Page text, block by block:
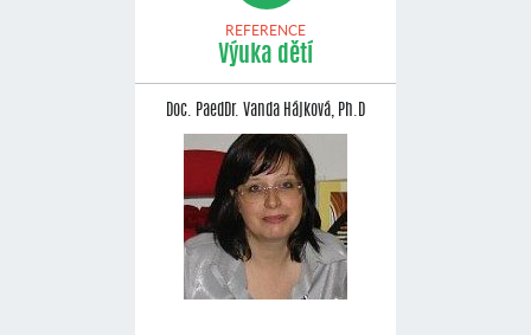
REFERENCE
Výuka dětí
Doc. PaedDr. Vanda Hájková, Ph.D